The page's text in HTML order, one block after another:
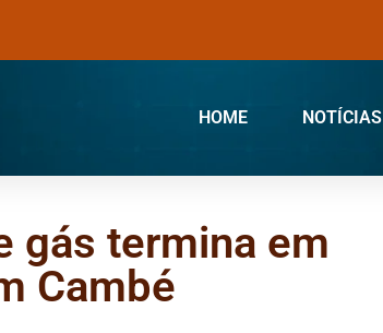
HOME NOTÍCIAS
gás termina em
Cambé